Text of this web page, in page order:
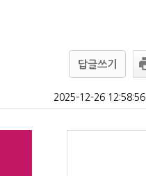
답글쓰기
2025-12-26 12:58:56